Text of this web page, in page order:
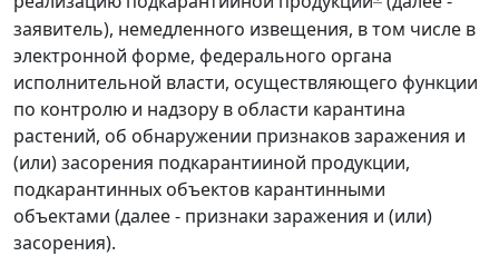
заявитель), немедленного извещения, в том числе в
электронной форме, федерального органа
исполнительной власти, осуществляющего функции
по контролю и надзору в области карантина
растений, об обнаружении признаков заражения и
(или) засорения подкарантииной продукции,
подкарантинных объектов карантинными
объектами (далее - признаки заражения и (или)
засорения).